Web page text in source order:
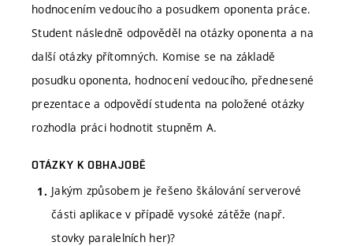
hodnocením vedoucího a posudkem oponenta práce.
Student následně odpověděl na otázky oponenta a na
další otázky přítomných. Komise se na základě
posudku oponenta, hodnocení vedoucího, přednesené
prezentace a odpovědí studenta na položené otázky
rozhodla práci hodnotit stupněm A.
OTÁZKY K OBHAJOBĚ
Jakým způsobem je řešeno škálování serverové
části aplikace v případě vysoké zátěže (např.
stovky paralelních her)?